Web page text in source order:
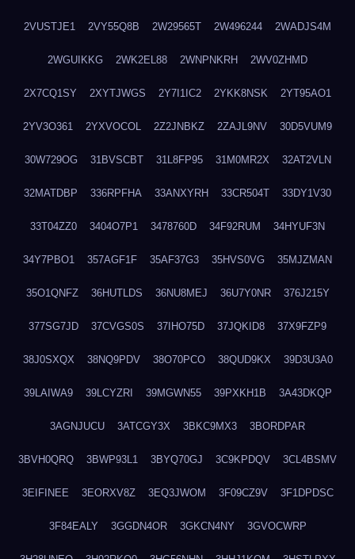
2VUSTJE1 2VY55Q8B 2W29565T 2W496244 2WADJS4M
2WGUIKKG 2WK2EL88 2WNPNKRH 2WV0ZHMD
2X7CQ1SY 2XYTJWGS 2Y7I1IC2 2YKK8NSK 2YT95AO1
2YV3O361 2YXVOCOL 2Z2JNBKZ 2ZAJL9NV 30D5VUM9
30W729OG 31BVSCBT 31L8FP95 31M0MR2X 32AT2VLN
32MATDBP 336RPFHA 33ANXYRH 33CR504T 33DY1V30
33T04ZZ0 3404O7P1 3478760D 34F92RUM 34HYUF3N
34Y7PBO1 357AGF1F 35AF37G3 35HVS0VG 35MJZMAN
35O1QNFZ 36HUTLDS 36NU8MEJ 36U7Y0NR 376J215Y
377SG7JD 37CVGS0S 37IHO75D 37JQKID8 37X9FZP9
38J0SXQX 38NQ9PDV 38O70PCO 38QUD9KX 39D3U3A0
39LAIWA9 39LCYZRI 39MGWN55 39PXKH1B 3A43DKQP
3AGNJUCU 3ATCGY3X 3BKC9MX3 3BORDPAR
3BVH0QRQ 3BWP93L1 3BYQ70GJ 3C9KPDQV 3CL4BSMV
3EIFINEE 3EORXV8Z 3EQ3JWOM 3F09CZ9V 3F1DPDSC
3F84EALY 3GGDN4OR 3GKCN4NY 3GVOCWRP